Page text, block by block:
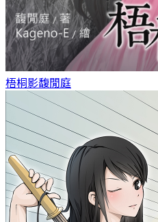
梧桐影馥閒庭